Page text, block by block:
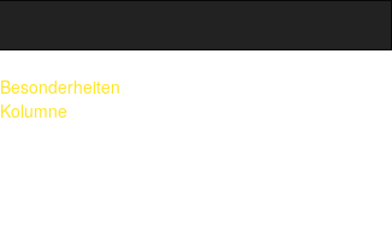
Besonderheiten
Kolumne